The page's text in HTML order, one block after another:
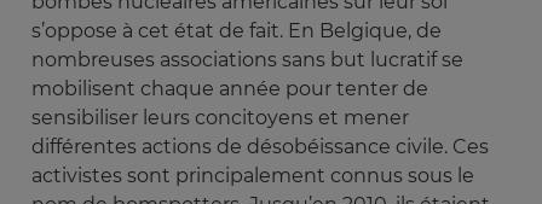
s’oppose à cet état de fait. En Belgique, de
nombreuses associations sans but lucratif se
mobilisent chaque année pour tenter de
sensibiliser leurs concitoyens et mener
différentes actions de désobéissance civile. Ces
activistes sont principalement connus sous le